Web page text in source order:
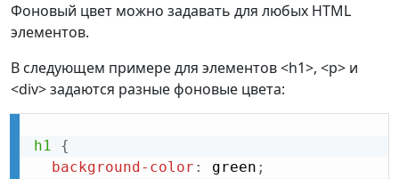
Фоновый цвет можно задавать для любых HTML
элементов.
В следующем примере для элементов <h1>, <p> и
<div> задаются разные фоновые цвета:
h1
{
background-color : green ;